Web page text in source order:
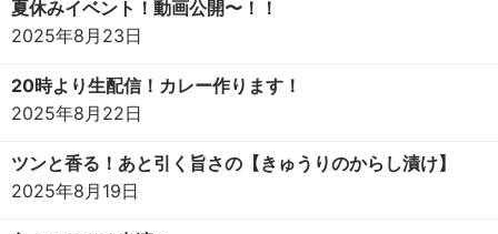
夏休みイベント！動画公開〜！！
2025年8月23日
20時より生配信！カレー作ります！
2025年8月22日
ツンと香る！あと引く旨さの【きゅうりのからし漬け】
2025年8月19日